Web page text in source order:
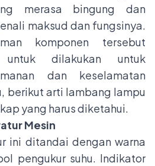
merasa bingung dan
maksud dan fungsinya.
komponen tersebut
dilakukan untuk
dan keselamatan
berikut arti lambang lampu
yang harus diketahui.
Mesin
ini ditandai dengan warna
pengukur suhu. Indikator